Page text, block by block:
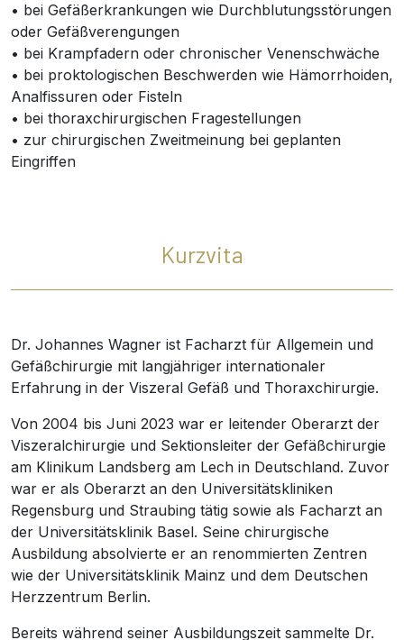
• bei Gefäßerkrankungen wie Durchblutungsstörungen
oder Gefäßverengungen
• bei Krampfadern oder chronischer Venenschwäche
• bei proktologischen Beschwerden wie Hämorrhoiden,
Analfissuren oder Fisteln
• bei thoraxchirurgischen Fragestellungen
• zur chirurgischen Zweitmeinung bei geplanten
Eingriffen
Kurzvita
Dr. Johannes Wagner ist Facharzt für Allgemein und
Gefäßchirurgie mit langjähriger internationaler
Erfahrung in der Viszeral Gefäß und Thoraxchirurgie.
Von 2004 bis Juni 2023 war er leitender Oberarzt der
Viszeralchirurgie und Sektionsleiter der Gefäßchirurgie
am Klinikum Landsberg am Lech in Deutschland. Zuvor
war er als Oberarzt an den Universitätskliniken
Regensburg und Straubing tätig sowie als Facharzt an
der Universitätsklinik Basel. Seine chirurgische
Ausbildung absolvierte er an renommierten Zentren
wie der Universitätsklinik Mainz und dem Deutschen
Herzzentrum Berlin.
Bereits während seiner Ausbildungszeit sammelte Dr.